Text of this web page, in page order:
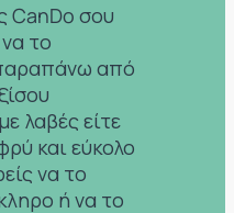
CanDo σου
το
από
λαβές είτε
και εύκολο
να το
ή να το